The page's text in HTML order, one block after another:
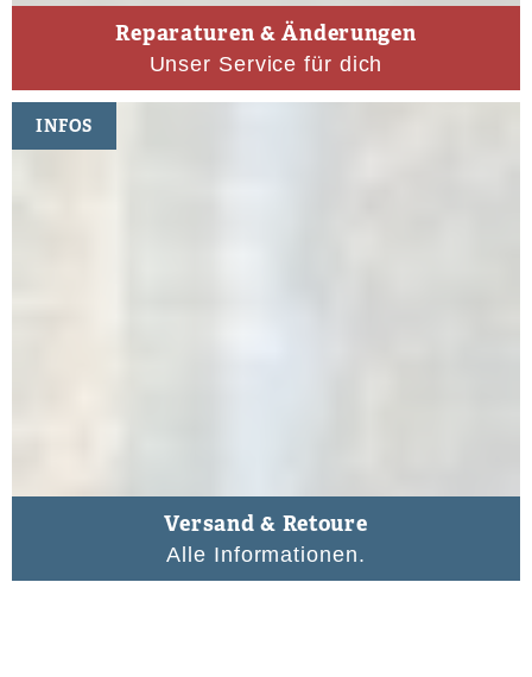
Reparaturen & Änderungen
Unser Service für dich
Versand & Retoure
Alle Informationen.
INFOS